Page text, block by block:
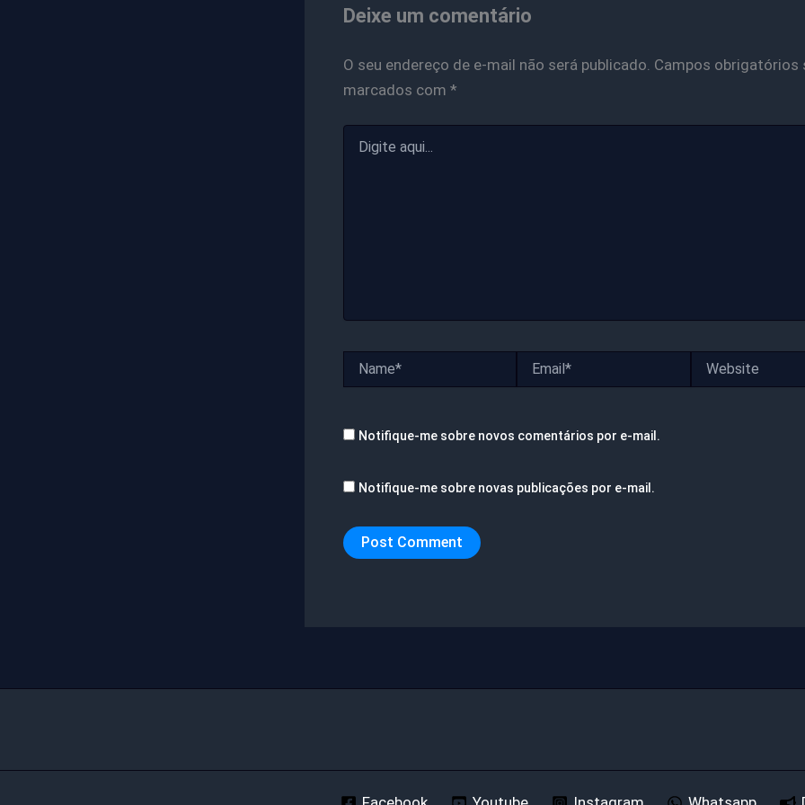
Deixe um comentário
O seu endereço de e-mail não será publicado. Campos obrigatórios
marcados com *
aqui...
Notifique-me sobre novos comentários por e-mail.
Notifique-me sobre novas publicações por e-mail.